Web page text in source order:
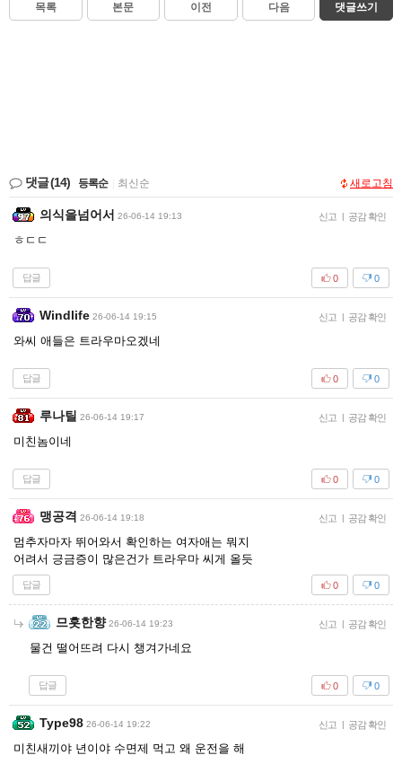
목록 본문 이전 다음 댓글쓰기
댓글(14) 등록순 최신순 새로고침
의식을넘어서 26-06-14 19:13 신고 | 공감 확인
ㅎㄷㄷ
답글 0
0
Windlife 26-06-14 19:15 신고 | 공감 확인
와씨 애들은 트라우마오겠네
답글 0
0
루나틸 26-06-14 19:17 신고 | 공감 확인
미친놈이네
답글 0
0
맹공격 26-06-14 19:18 신고 | 공감 확인
멈추자마자 뛰어와서 확인하는 여자애는 뭐지
어려서 긍금증이 많은건가 트라우마 씨게 올듯
답글 0
0
므흣한향 26-06-14 19:23 신고 | 공감 확인
물건 떨어뜨려 다시 챙겨가네요
답글 0
0
Type98 26-06-14 19:22 신고 | 공감 확인
미친새끼야 년이야 수면제 먹고 왜 운전을 해